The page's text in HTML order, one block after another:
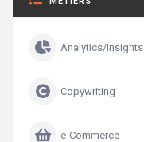
Analytics/Insights
Copywriting
e-Commerce